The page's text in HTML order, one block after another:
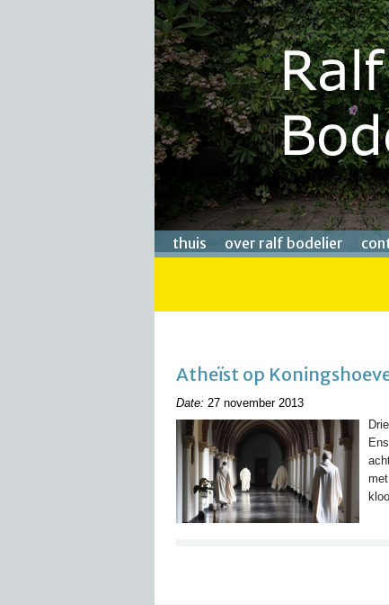
thuis over ralf bodelier
Atheïst op
Date: 27 november 2013